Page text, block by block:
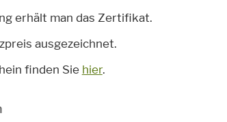
erhält man das Zertifikat.
ausgezeichnet.
finden Sie hier.